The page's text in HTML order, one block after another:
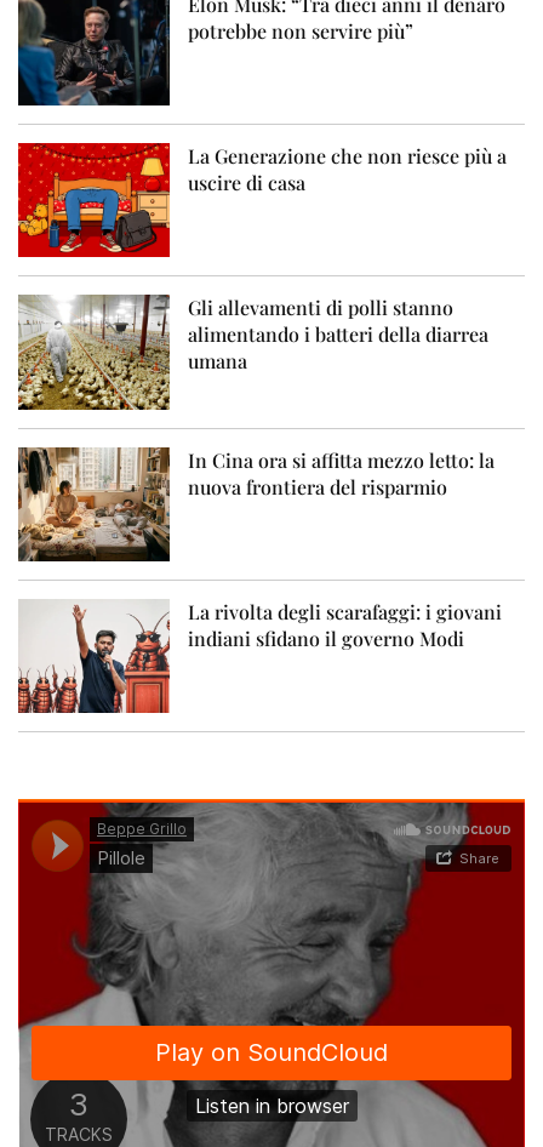
potrebbe non servire più”
La Generazione che non riesce più a
uscire di casa
Gli allevamenti di polli stanno
alimentando i batteri della diarrea
umana
In Cina ora si affitta mezzo letto: la
nuova frontiera del risparmio
La rivolta degli scarafaggi: i giovani
indiani sfidano il governo Modi